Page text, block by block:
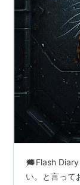
🗯️Flash Diary
い。と言って